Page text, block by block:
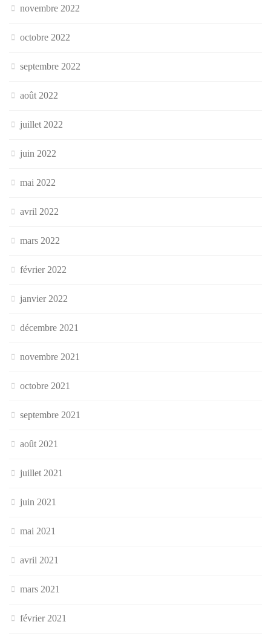
novembre 2022
octobre 2022
septembre 2022
août 2022
juillet 2022
juin 2022
mai 2022
avril 2022
mars 2022
février 2022
janvier 2022
décembre 2021
novembre 2021
octobre 2021
septembre 2021
août 2021
juillet 2021
juin 2021
mai 2021
avril 2021
mars 2021
février 2021